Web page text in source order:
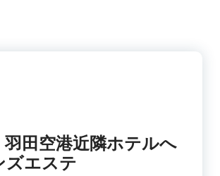
羽田空港近隣ホテルへ
ズエステ